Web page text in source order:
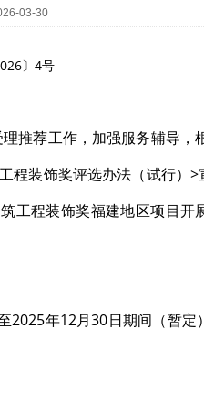
03-30
〕4号
推荐工作，加强服务辅导，
装饰奖评选办法（试行）
工程装饰奖福建地区项目开
年12月30日期间（暂